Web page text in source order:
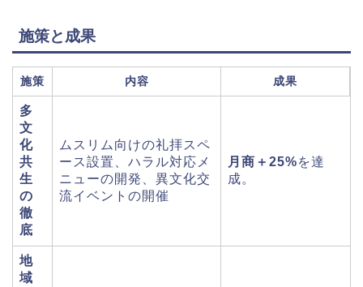
施策と成果
施策 内容 成果
多
文
化
共
生
の
徹
底
ムスリム向けの礼拝スペ
ース設置、ハラル対応メ
ニューの開発、異文化交
流イベントの開催
月商＋25%を達
成。
地
域